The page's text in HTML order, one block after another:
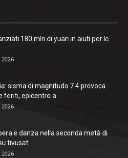
180 mln di yuan in aiuti per le
2026
sisma di magnitudo 7.4 provoca
feriti, epicentro a...
2026
e danza nella seconda metà di
tivusat
2026